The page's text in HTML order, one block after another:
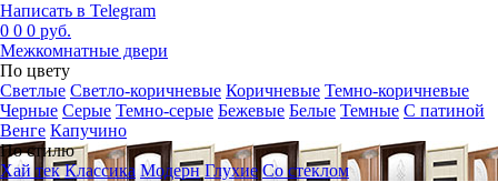
Написать в Telegram
0 0 0 руб.
Межкомнатные двери
По цвету
Светлые Светло-коричневые Коричневые Темно-коричневые
Черные Серые Темно-серые Бежевые Белые Темные С патиной
Венге Капучино
По стилю
Хай тек Классика Модерн Глухие Со стеклом